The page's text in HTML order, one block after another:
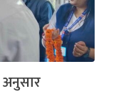
अनुसार